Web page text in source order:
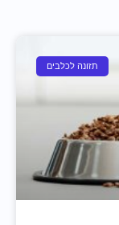
תזונה לכלבים